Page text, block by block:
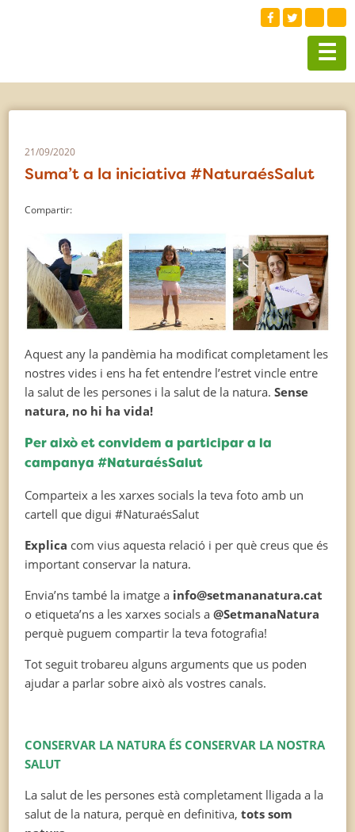
☰
21/09/2020
Suma’t a la iniciativa #NaturaésSalut
Compartir:
Aquest any la pandèmia ha modificat completament les
nostres vides i ens ha fet entendre l’estret vincle entre
la salut de les persones i la salut de la natura.Sense
natura, no hi ha vida!
Per això et convidem a participar a la
campanya #NaturaésSalut
Comparteix a les xarxes socials la teva foto amb un
cartell que digui #NaturaésSalut
Explica com vius aquesta relació i per què creus que és
important conservar la natura.
Envia’ns també la imatge a info@setmananatura.cat
o etiqueta’ns a les xarxes socials a@SetmanaNatura
perquè puguem compartir la teva fotografia!
Tot seguit trobareu alguns arguments que us poden
ajudar a parlar sobre això als vostres canals.
CONSERVAR LA NATURA ÉS CONSERVAR LA NOSTRA
SALUT
La salut de les persones està completament lligada a la
salut de la natura, perquè en definitiva,tots som